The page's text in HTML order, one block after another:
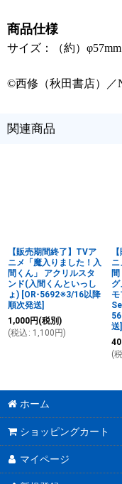
商品仕様
サイズ：（約）φ57mm
©西修（秋田書店）／
関連商品
【販売期間終了】TVア
ニメ「魔入りました！入
間くん」 アクリルスタ
ンド(入間くんといっし
ょ) [OR-5692※3/16以降
順次発送]
1,000円 (税別)
(税込 : 1,100 円)
ニ
モ
送]
(
ホーム
ショッピングカート
マイページ